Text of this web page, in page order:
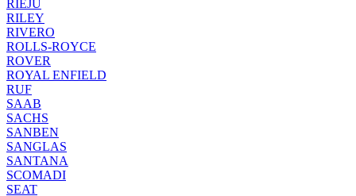
RIEJU
RILEY
RIVERO
ROLLS-ROYCE
ROVER
ROYAL ENFIELD
RUF
SAAB
SACHS
SANBEN
SANGLAS
SANTANA
SCOMADI
SEAT